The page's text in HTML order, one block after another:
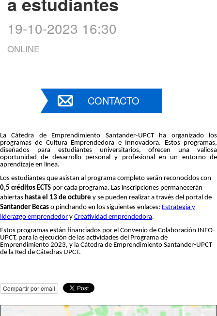
19-10-2023 16:30
ONLINE
CONTACTO
La Cátedra de Emprendimiento Santander-UPCT ha organizado los
programas de Cultura Emprendedora e Innovadora. Estos programas,
diseñados para estudiantes universitarios, ofrecen una valiosa
oportunidad de desarrollo personal y profesional en un entorno de
aprendizaje en línea.
Los estudiantes que asistan al programa completo serán reconocidos con
0,5 créditos ECTS por cada programa. Las inscripciones permanecerán
abiertas hasta el 13 de octubre y se pueden realizar a través del portal de
Santander Becas o pinchando en los siguientes enlaces: Estrategia y
liderazgo emprendedor y Creatividad emprendedora.
Estos programas están financiados por el Convenio de Colaboración INFO-
UPCT, para la ejecución de las actividades del Programa de
Emprendimiento 2023, y la Cátedra de Emprendimiento Santander-UPCT
de la Red de Cátedras UPCT.
Compartir por email